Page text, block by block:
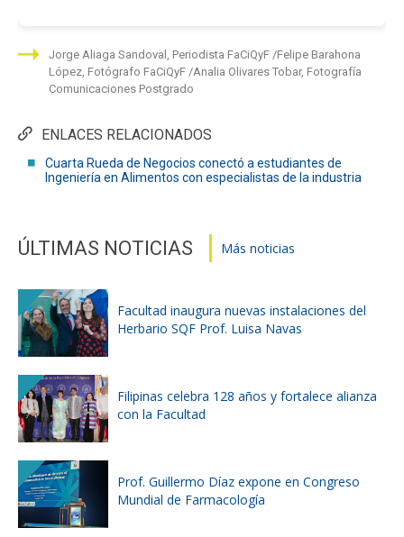
ENLACES RELACIONADOS
Cuarta Rueda de Negocios conectó a estudiantes de
Ingeniería en Alimentos con especialistas de la industria
Jorge Aliaga Sandoval, Periodista FaCiQyF Felipe Barahona
López, Fotógrafo FaCiQyF Analia Olivares Tobar, Fotografía
Comunicaciones Postgrado
ÚLTIMAS NOTICIAS Más noticias
Facultad inaugura nuevas instalaciones del
Herbario SQF Prof. Luisa Navas
Filipinas celebra 128 años y fortalece alianza
con la Facultad
Prof. Guillermo Díaz expone en Congreso
Mundial de Farmacología